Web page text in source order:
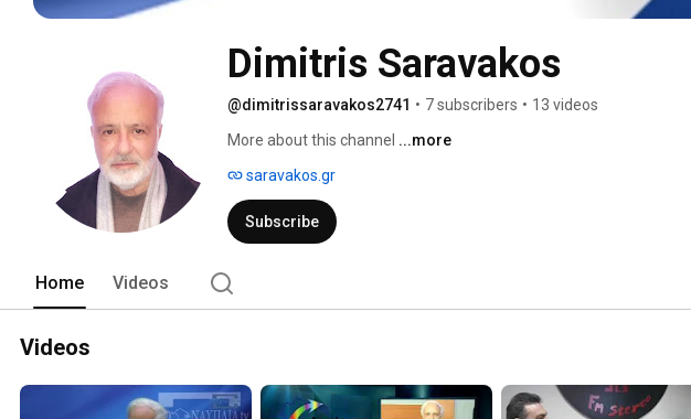
Dimitris Saravakos
@dimitrissaravakos2741 • 7 subscribers • 13 videos
More about this channel ...more
saravakos.gr
Subscribe
Home Videos
Videos